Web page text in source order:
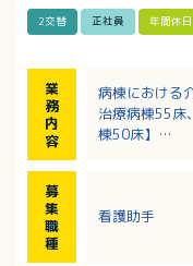
2交替 正社員 年間休
業
務
内
容
病棟における
治療病棟55床
棟50床】
・ベッドメイ
募
集
職
種
看護助手